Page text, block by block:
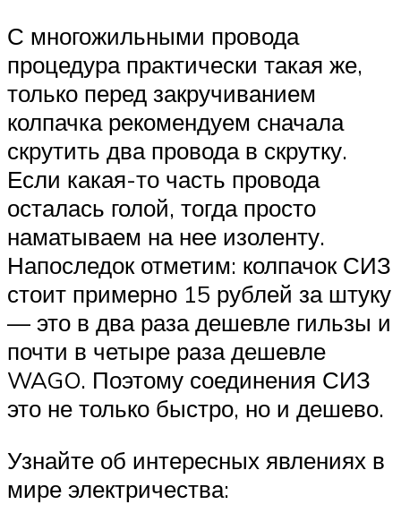
С многожильными провода
процедура практически такая же,
только перед закручиванием
колпачка рекомендуем сначала
скрутить два провода в скрутку.
Если какая-то часть провода
осталась голой, тогда просто
наматываем на нее изоленту.
Напоследок отметим: колпачок СИЗ
стоит примерно 15 рублей за штуку
— это в два раза дешевле гильзы и
почти в четыре раза дешевле
WAGO. Поэтому соединения СИЗ
это не только быстро, но и дешево.
Узнайте об интересных явлениях в
мире электричества: